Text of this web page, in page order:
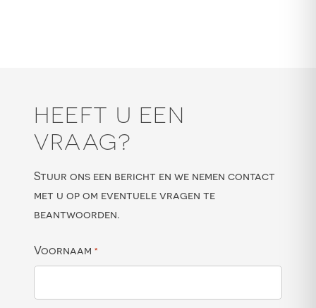
HEEFT U EEN
VRAAG?
Stuur ons een bericht en we nemen contact
met u op om eventuele vragen te
beantwoorden.
Voornaam *